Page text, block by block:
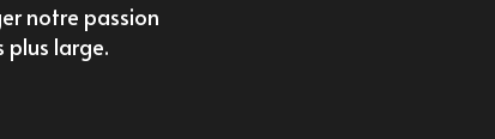
notre passion
plus large.